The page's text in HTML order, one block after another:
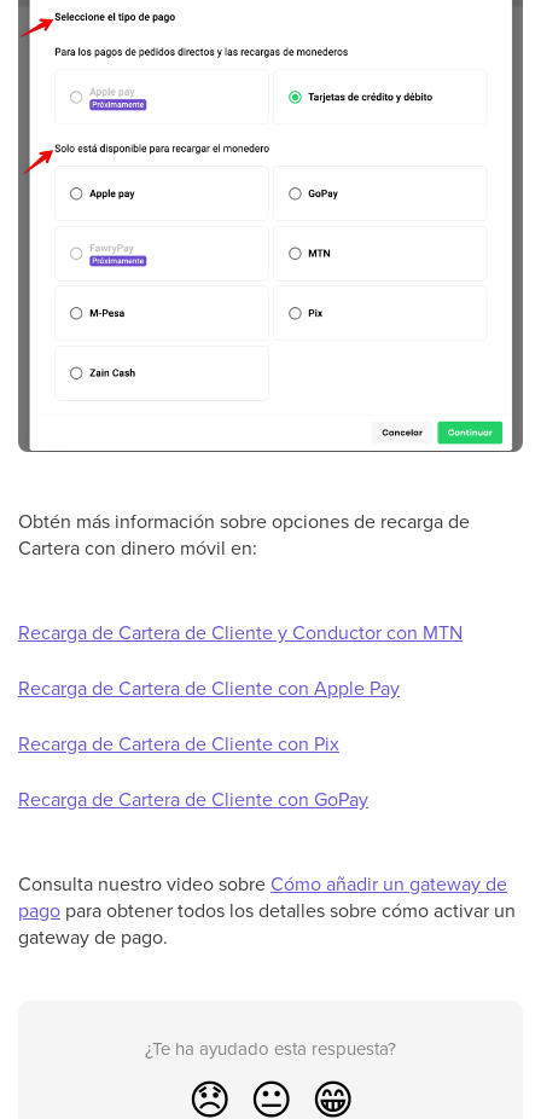
Obtén más información sobre opciones de recarga de
Cartera con dinero móvil en:
Recarga de Cartera de Cliente y Conductor con MTN
Recarga de Cartera de Cliente con Apple Pay
Recarga de Cartera de Cliente con Pix
Recarga de Cartera de Cliente con GoPay
Consulta nuestro video sobre Cómo añadir un gateway de
pago para obtener todos los detalles sobre cómo activar un
gateway de pago.
¿Te ha ayudado esta respuesta?
😞 😐 😁